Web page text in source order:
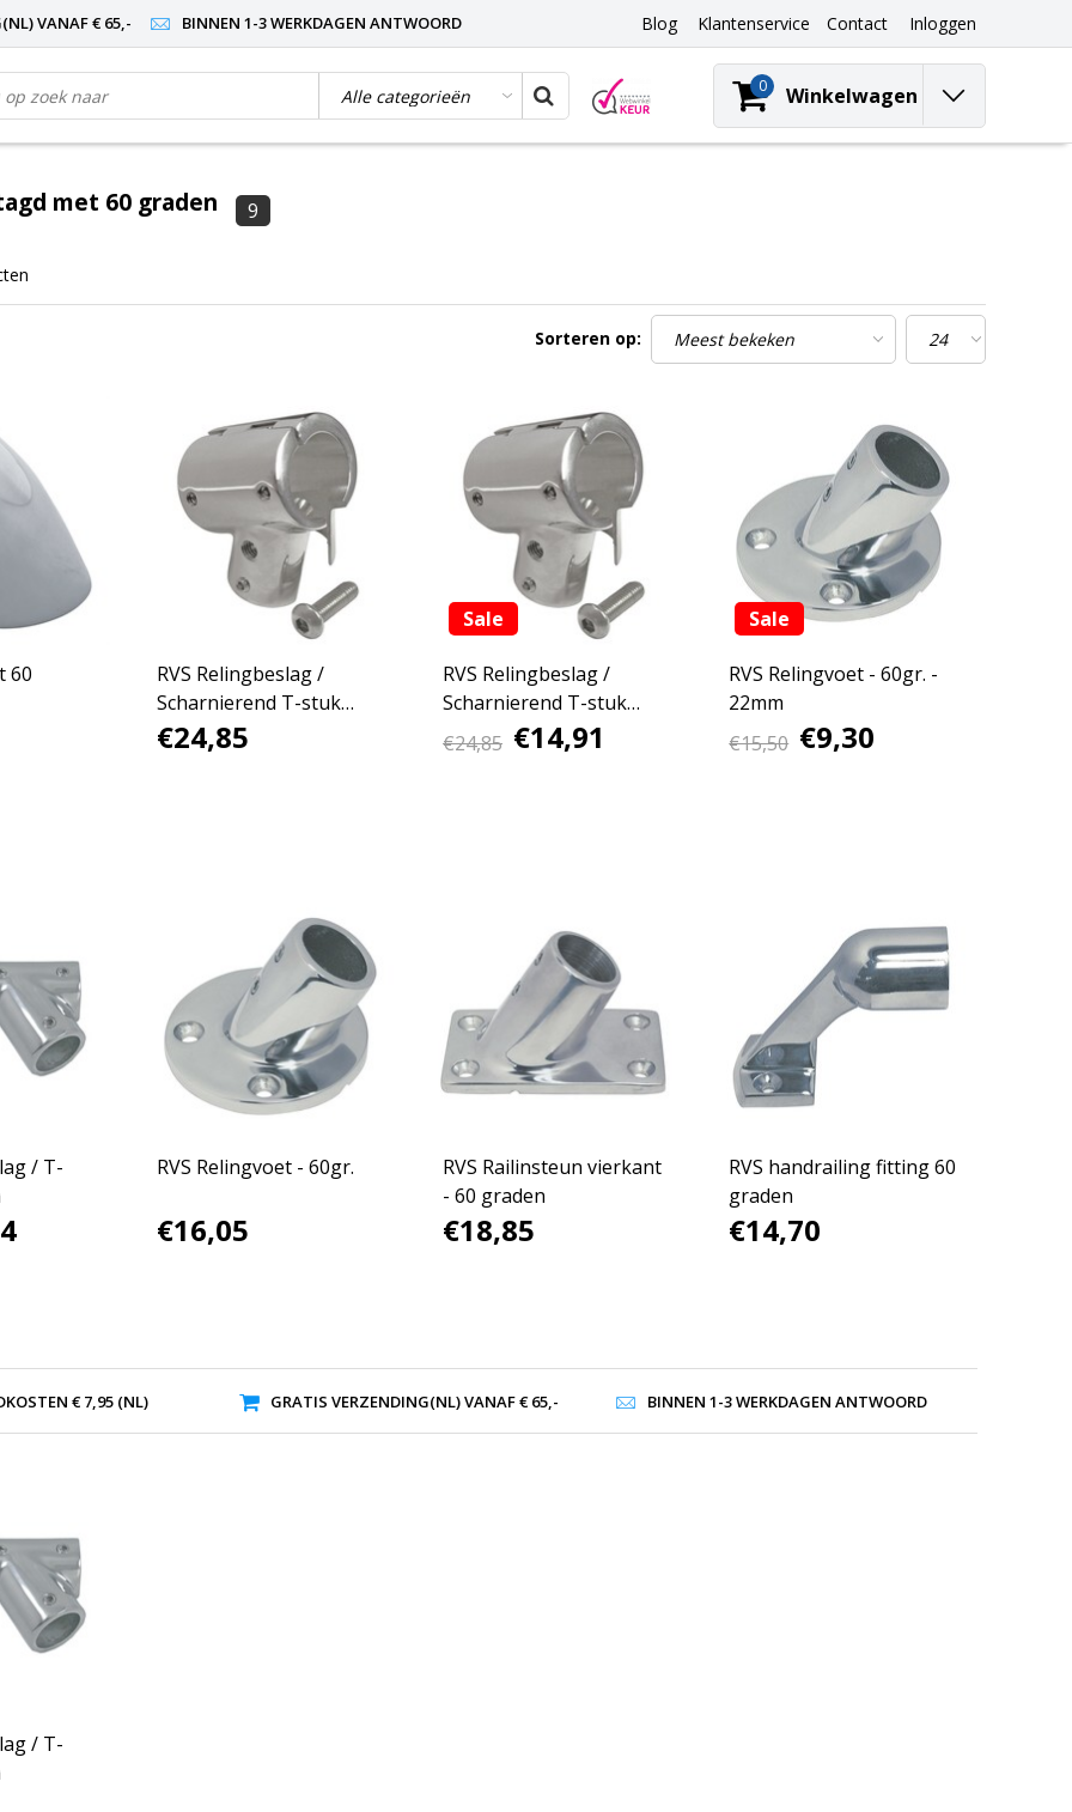
VANAF € 65,- BINNEN 1-3 WERKDAGEN ANTWOORD Blog Klantenservice Contact Inloggen
0 Winkelwagen
met 60 graden 9
Sorteren op:
60
RVS Relingbeslag /
Scharnierend T-stuk
60graden
€24,85
Sale
RVS Relingbeslag /
Scharnierend T-stuk
60graden
€24,85 €14,91
Sale
RVS Relingvoet - 60gr. -
22mm
€15,50 €9,30
/ T-
RVS Relingvoet - 60gr.
€16,05
RVS Railinsteun vierkant
- 60 graden
€18,85
RVS handrailing fitting 60
graden
€14,70
€ 7,95 (NL) GRATIS VERZENDING(NL) VANAF € 65,- BINNEN 1-3 WERKDAGEN ANTWOORD
/ T-